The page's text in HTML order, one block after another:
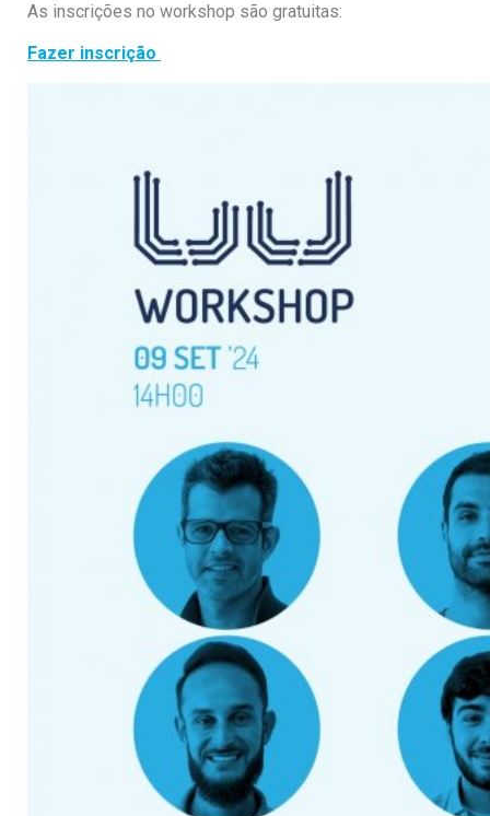
As inscrições no workshop são gratuitas:
Fazer inscrição